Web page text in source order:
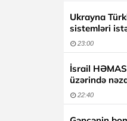
Ukrayna
sistemləri
23:00
İsrail
üzərində
22:40